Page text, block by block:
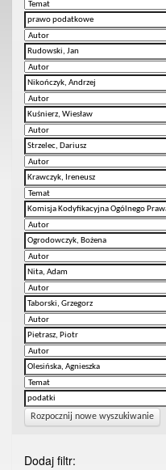
Rozpocznij nowe wyszukiwanie
Dodaj filtr: